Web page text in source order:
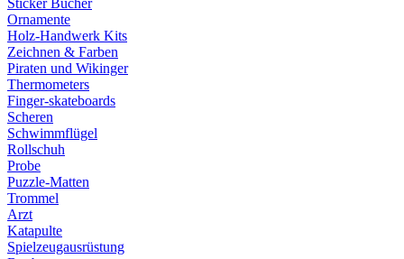
Sticker Bücher
Ornamente
Holz-Handwerk Kits
Zeichnen & Farben
Piraten und Wikinger
Thermometers
Finger-skateboards
Scheren
Schwimmflügel
Rollschuh
Probe
Puzzle-Matten
Trommel
Arzt
Katapulte
Spielzeugausrüstung